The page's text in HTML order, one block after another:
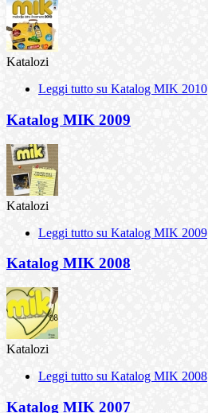
Katalozi
Leggi tutto su Katalog MIK 2010
Katalog MIK 2009
Katalozi
Leggi tutto su Katalog MIK 2009
Katalog MIK 2008
Katalozi
Leggi tutto su Katalog MIK 2008
Katalog MIK 2007